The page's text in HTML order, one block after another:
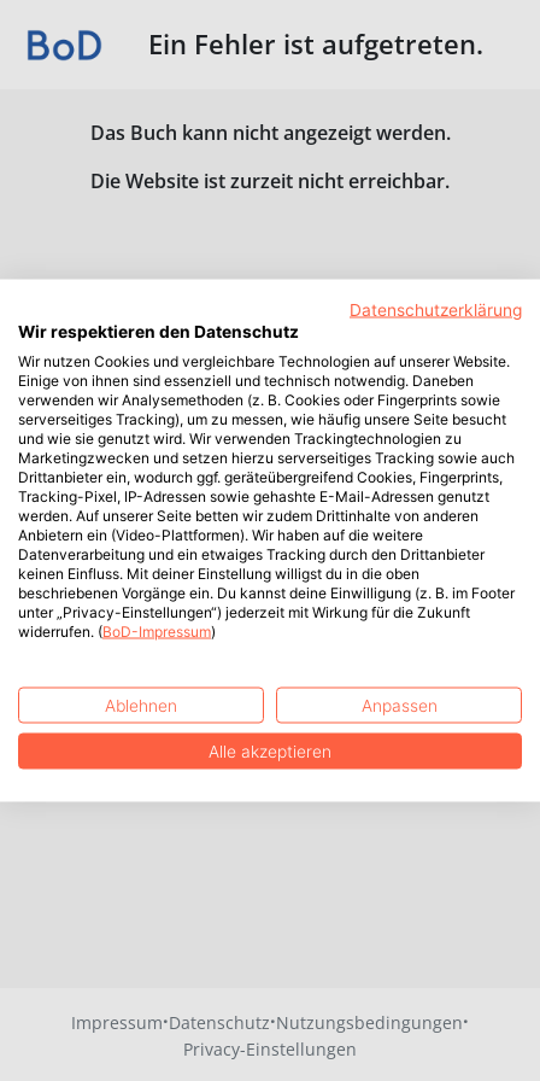
Ein Fehler ist aufgetreten.
Das Buch kann nicht angezeigt werden.
Die Website ist zurzeit nicht erreichbar.
Impressum·Datenschutz·Nutzungsbedingungen·
Privacy-Einstellungen
Datenschutzerklärung
Wir respektieren den Datenschutz
Wir nutzen Cookies und vergleichbare Technologien auf unserer Website.
Einige von ihnen sind essenziell und technisch notwendig. Daneben
verwenden wir Analysemethoden (z. B. Cookies oder Fingerprints sowie
serverseitiges Tracking), um zu messen, wie häufig unsere Seite besucht
und wie sie genutzt wird. Wir verwenden Trackingtechnologien zu
Marketingzwecken und setzen hierzu serverseitiges Tracking sowie auch
Drittanbieter ein, wodurch ggf. geräteübergreifend Cookies, Fingerprints,
Tracking-Pixel, IP-Adressen sowie gehashte E-Mail-Adressen genutzt
werden. Auf unserer Seite betten wir zudem Drittinhalte von anderen
Anbietern ein (Video-Plattformen). Wir haben auf die weitere
Datenverarbeitung und ein etwaiges Tracking durch den Drittanbieter
keinen Einfluss. Mit deiner Einstellung willigst du in die oben
beschriebenen Vorgänge ein. Du kannst deine Einwilligung (z. B. im Footer
unter „Privacy-Einstellungen“) jederzeit mit Wirkung für die Zukunft
widerrufen. (BoD-Impressum)
Ablehnen Anpassen
Alle akzeptieren